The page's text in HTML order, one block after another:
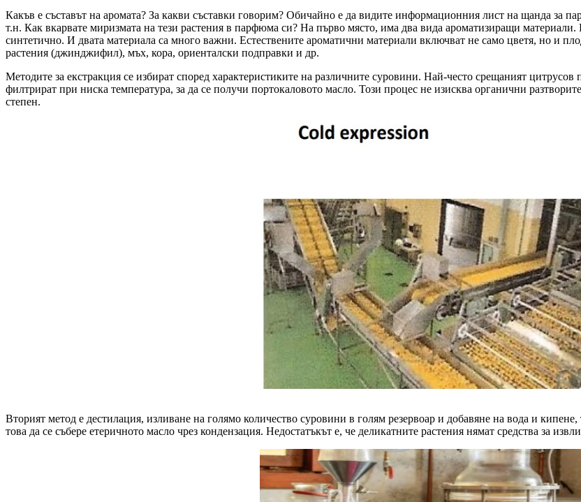
Какъв е съставът на аромата? За какви съставки говорим? Обичайно е да видите информационния лист на щанда за
т.н. Как вкарвате миризмата на тези растения в парфюма си? На първо място, има два вида ароматизиращи материали.
синтетично. И двата материала са много важни. Естествените ароматични материали включват не само цветя, но и
растения (джинджифил), мъх, кора, ориенталски подправки и др.
Методите за екстракция се избират според характеристиките на различните суровини. Най-често срещаният
филтрират при ниска температура, за да се получи портокаловото масло. Този процес не изисква органични
степен.
Вторият метод е дестилация, изливане на голямо количество суровини в голям резервоар и добавяне на вода и
това да се събере етеричното масло чрез кондензация. Недостатъкът е, че деликатните растения нямат средства за